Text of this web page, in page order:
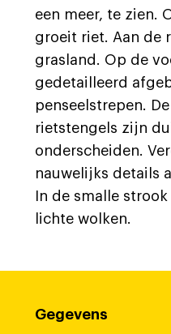
een meer, te zien.
groeit riet. Aan de
grasland. Op de
gedetailleerd
penseelstrepen.
rietstengels zijn
onderscheiden.
nauwelijks details
In de smalle
lichte wolken.
Gegevens